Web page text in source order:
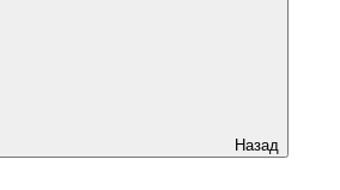
Назад